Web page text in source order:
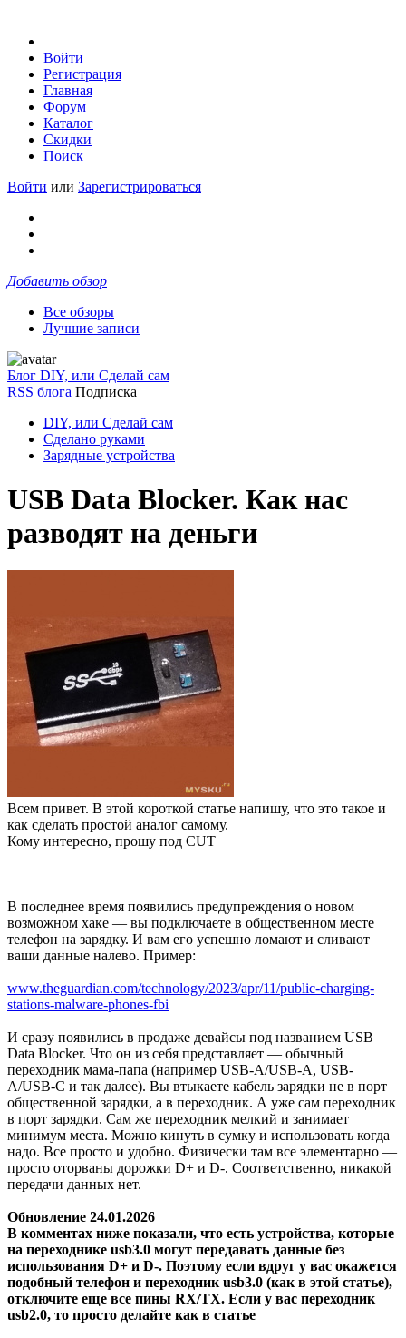
Войти
Регистрация
Главная
Форум
Каталог
Скидки
Поиск
Войти или Зарегистрироваться
Добавить обзор
Все обзоры
Лучшие записи
Блог DIY, или Сделай сам
RSS блога Подписка
DIY, или Сделай сам
Сделано руками
Зарядные устройства
USB Data Blocker. Как нас
разводят на деньги
Всем привет. В этой короткой статье напишу, что это такое и
как сделать простой аналог самому.
Кому интересно, прошу под CUT
В последнее время появились предупреждения о новом
возможном хаке — вы подключаете в общественном месте
телефон на зарядку. И вам его успешно ломают и сливают
ваши данные налево. Пример:
www.theguardian.com/technology/2023/apr/11/public-charging-
stations-malware-phones-fbi
И сразу появились в продаже девайсы под названием USB
Data Blocker. Что он из себя представляет — обычный
переходник мама-папа (например USB-A/USB-A, USB-
A/USB-C и так далее). Вы втыкаете кабель зарядки не в порт
общественной зарядки, а в переходник. А уже сам переходник
в порт зарядки. Сам же переходник мелкий и занимает
минимум места. Можно кинуть в сумку и использовать когда
надо. Все просто и удобно. Физически там все элементарно —
просто оторваны дорожки D+ и D-. Соответственно, никакой
передачи данных нет.
Обновление 24.01.2026
В комментах ниже показали, что есть устройства, которые
на переходнике usb3.0 могут передавать данные без
использования D+ и D-. Поэтому если вдруг у вас окажется
подобный телефон и переходник usb3.0 (как в этой статье),
отключите еще все пины RX/TX. Если у вас переходник
usb2.0, то просто делайте как в статье